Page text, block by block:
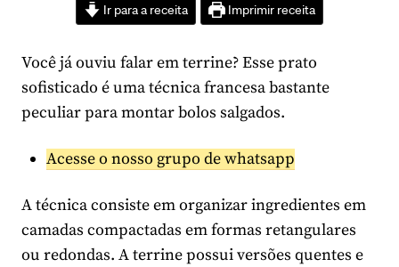
Ir para a receita Imprimir receita
Você já ouviu falar em terrine? Esse prato
sofisticado é uma técnica francesa bastante
peculiar para montar bolos salgados.
Acesse o nosso grupo de whatsapp
A técnica consiste em organizar ingredientes em
camadas compactadas em formas retangulares
ou redondas. A terrine possui versões quentes e